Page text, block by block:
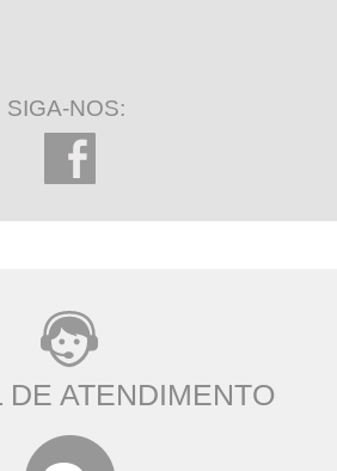
SIGA-NOS:
DE ATENDIMENTO